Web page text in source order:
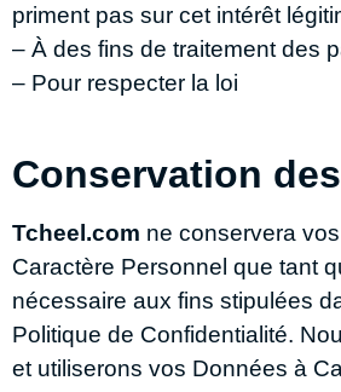
priment pas sur cet intérêt
– À des fins de traitement des
– Pour respecter la loi
Conservation
Tcheel.com ne conservera
Caractère Personnel que tant
nécessaire aux fins stipulées
Politique de Confidentialité.
et utiliserons vos Données à